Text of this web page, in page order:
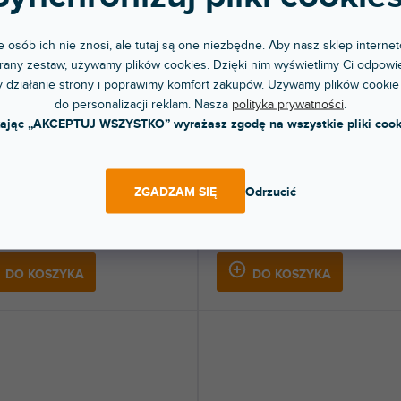
osób ich nie znosi, ale tutaj są one niezbędne. Aby nasz sklep
zestaw, używamy plików cookies. Dzięki nim wyświetlimy Ci
działanie strony i poprawimy komfort zakupów. Używamy plików
do personalizacji reklam. Nasza polityka prywatności.
„AKCEPTUJ WSZYSTKO” wyrażasz zgodę na wszystkie pliki
Odrzucić
ZGADZAM SIĘ
RABAT
SEZONOWA
Ready & Buddy Cover
Edition)
w sklepie
(2 szt)
DO KOSZYKA
poliwęglanu, precyzyjnie...
Pioneer DJ CDJ-3000 Cover
DO KOSZYKA
z wytrzymałego poliwęglanu,...